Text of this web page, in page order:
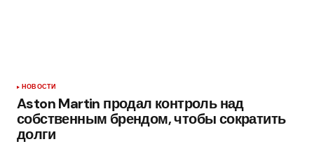
НОВОСТИ
Aston Martin продал контроль над
собственным брендом, чтобы сократить
долги